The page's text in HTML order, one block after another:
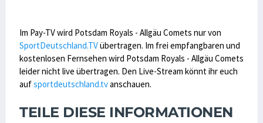
Im Pay-TV wird Potsdam Royals - Allgäu Comets nur von
SportDeutschland.TVübertragen. Im frei empfangbaren und
kostenlosen Fernsehen wird Potsdam Royals - Allgäu Comets
leider nicht live übertragen. Den Live-Stream könnt ihr euch
aufsportdeutschland.tvanschauen.
TEILE DIESE INFORMATIONEN